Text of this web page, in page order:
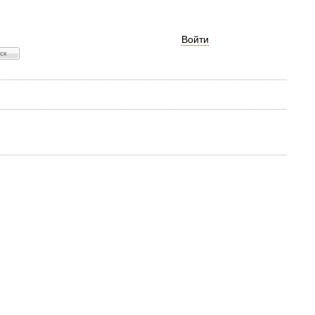
Войти